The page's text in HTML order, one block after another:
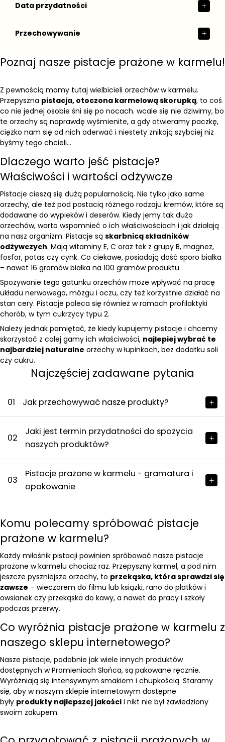
Data przydatności
Przechowywanie
Poznaj nasze pistacje prażone w karmelu!
Z pewnością mamy tutaj wielbicieli orzechów w karmelu.
Przepyszna pistacja, otoczona karmelową skorupką, to coś
co nie jednej osobie śni się po nocach. wcale się nie dziwimy, bo
te orzechy są naprawdę wyśmienite, a gdy otwieramy paczkę,
ciężko nam się od nich oderwać i niestety znikają szybciej niż
byśmy tego chcieli…
Dlaczego warto jeść pistacje?
Właściwości i wartości odżywcze
Pistacje cieszą się dużą popularnością. Nie tylko jako same
orzechy, ale też pod postacią różnego rodzaju kremów, które są
dodawane do wypieków i deserów. Kiedy jemy tak dużo
orzechów, warto wspomnieć o ich właściwościach i jak działają
na nasz organizm. Pistacje są skarbnicą składników
odżywczych. Mają witaminy E, C oraz tek z grupy B, magnez,
fosfor, potas czy cynk. Co ciekawe, posiadają dość sporo białka
– nawet 16 gramów białka na 100 gramów produktu.
Spożywanie tego gatunku orzechów może wpływać na pracę
układu nerwowego, mózgu i oczu, czy też korzystnie działać na
stan cery. Pistacje poleca się również w ramach profilaktyki
chorób, w tym cukrzycy typu 2.
Należy jednak pamiętać, że kiedy kupujemy pistacje i chcemy
skorzystać z całej gamy ich właściwości, najlepiej wybrać te
najbardziej naturalne orzechy w łupinkach, bez dodatku soli
czy cukru.
Najczęściej zadawane pytania
01 Jak przechowywać nasze produkty?
02
Jaki jest termin przydatności do spożycia
naszych produktów?
03
Pistacje prażone w karmelu - gramatura i
opakowanie
Komu polecamy spróbować pistacje
prażone w karmelu?
Każdy miłośnik pistacji powinien spróbować nasze pistacje
prażone w karmelu chociaż raz. Przepyszny karmel, a pod nim
jeszcze pyszniejsze orzechy, to przekąska, która sprawdzi się
zawsze – wieczorem do filmu lub książki, rano do płatków i
owsianek czy przekąska do kawy, a nawet do pracy i szkoły
podczas przerwy.
Co wyróżnia pistacje prażone w karmelu z
naszego sklepu internetowego?
Nasze pistacje, podobnie jak wiele innych produktów
dostępnych w Promieniach Słońca, są pakowane ręcznie.
Wyróżniają się intensywnym smakiem i chupkością. Staramy
się, aby w naszym sklepie internetowym dostępne
były produkty najlepszej jakości i nikt nie był zawiedziony
swoim zakupem.